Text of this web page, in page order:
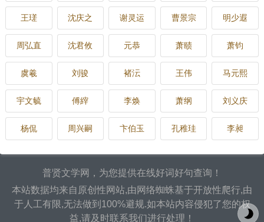
王瑳 沈庆之 谢灵运 曹景宗 明少遐
周弘直 沈君攸 元恭 萧赜 萧钧
虞羲 刘骏 褚沄 王伟 马元熙
宇文毓 傅縡 李焕 萧纲 刘义庆
杨侃 周兴嗣 卞伯玉 孔稚珪 李昶
普贤文学网，为您提供在线好词好句查询！
本站数据均来自原创性网站,由网络蜘蛛基于开放性爬行,由
于人工有限,无法做到100%避规.如本站内容侵犯了您的权
益,请及时联系我们进行处理！